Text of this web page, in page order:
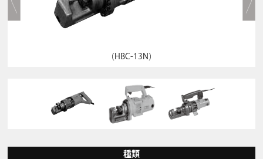
（HBC-13N）
種類